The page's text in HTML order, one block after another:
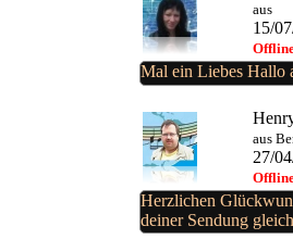
aus
15/
Mal ein Liebes Hallo
aus
27/
Herzlichen
deiner Sendung gleich